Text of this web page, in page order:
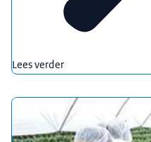
Lees verder